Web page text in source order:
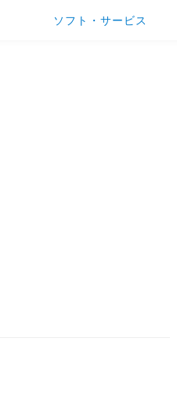
ソフト・サービス